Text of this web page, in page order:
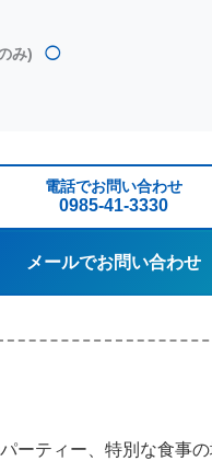
み) ◯
電話でお問い合わせ
0985‐41‐3330
メールでお問い合わせ
ーティー、特別な食事